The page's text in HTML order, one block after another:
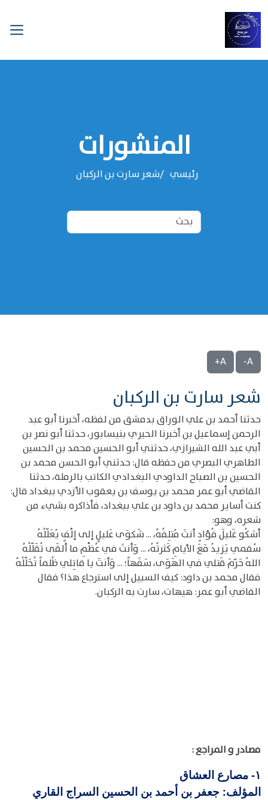
المنشورات
رئيسي شعر سارت بن الركبان
A-
A+
شعر سارت بن الركبان
حدثنا أحمد بن علي الوراق بدمشق من لفظه، أخبرنا أبو عبد
الرحمن إسماعيل بن أخبرنا الحيري بنيسابور، حدثنا أبو نصر بن
أبي عبد الله الشيرازي، حدثني أبو الحسين محمد بن الحسين
الطاهري البصري من حفظه قال: حدثني أبو الحسن محمد بن
الحسين بن الصباح الداودي البغدادي الكاتب بالرملة، حدثنا
القاضي أبو عمر محمد بن يوسف بن يعقوب الأزدي ببغداد قال:
كنت أساير محمد بن داود بن علي ببغداد، فأذاكره بشيء من
شعره، وهو:
أشكُو غَليلَ فُؤادٍ أنتَ مُتلِفُهُ، ... شَكوَى عَليلٍ إلى إلْفٍ يُعَلّلُهُ
سُقمي يَزيدُ مَعَ الأيامِ كَثرتُهُ، ... وَأنتَ في عُظْمِ ما ألقَى تُقَلّلُهُ
اللهُ حَرّمَ قَتلي في الهَوَى، سَفَهاً؛ ... وَأنتَ يا قاتِلي ظُلماً تُحَلّلُهُ
فقال محمد بن داود: كيف السبيل إلى استرجاع هذا؟ فقال
القاضي أبو عمر: هيهات، سارت به الركبان.
مصادر و المراجع :
١-
مصارع العشاق
المؤلف: جعفر بن أحمد بن الحسين السراج القاري